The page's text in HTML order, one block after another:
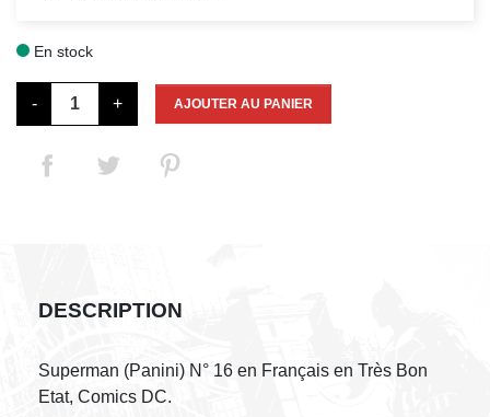
En stock
- + AJOUTER AU PANIER
DESCRIPTION
Superman (Panini) N° 16 en Français en Très Bon
Etat, Comics DC.